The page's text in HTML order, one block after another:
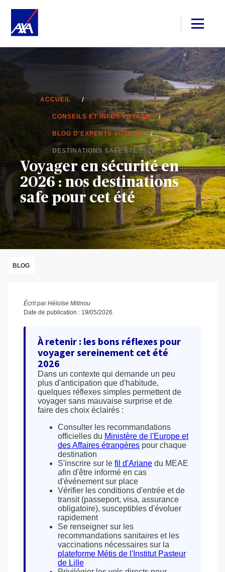
ACCUEIL
CONSEILS ET INFOS VOYAGE
BLOG D'EXPERTS VOYAGE
DESTINATIONS SAFE ÉTÉ 2026
Voyager en sécurité en
2026 : nos destinations
safe pour cet été
BLOG
Écrit par Héloïse Mitinou
Date de publication : 19/05/2026
À retenir : les bons réflexes pour
voyager sereinement cet été
2026
Dans un contexte qui demande un peu
plus d'anticipation que d'habitude,
quelques réflexes simples permettent de
voyager sans mauvaise surprise et de
faire des choix éclairés :
Consulter les recommandations
officielles du Ministère de l'Europe et
des Affaires étrangères pour chaque
destination
S'inscrire sur le fil d'Ariane du MEAE
afin d'être informé en cas
d'événement sur place
Vérifier les conditions d'entrée et de
transit (passeport, visa, assurance
obligatoire), susceptibles d'évoluer
rapidement
Se renseigner sur les
recommandations sanitaires et les
vaccinations nécessaires sur la
plateforme Métis de l'Institut Pasteur
de Lille